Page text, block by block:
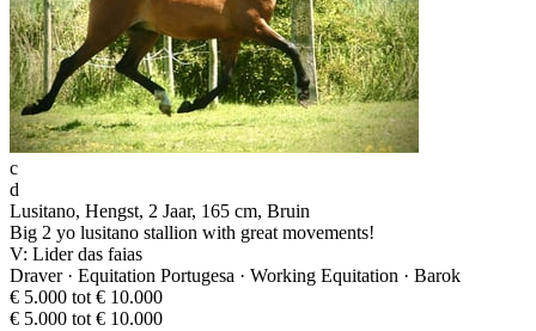
c
d
Lusitano, Hengst, 2 Jaar, 165 cm, Bruin
Big 2 yo lusitano stallion with great movements!
V: Lider das faias
Draver · Equitation Portugesa · Working Equitation · Barok
€ 5.000 tot € 10.000
€ 5.000 tot € 10.000